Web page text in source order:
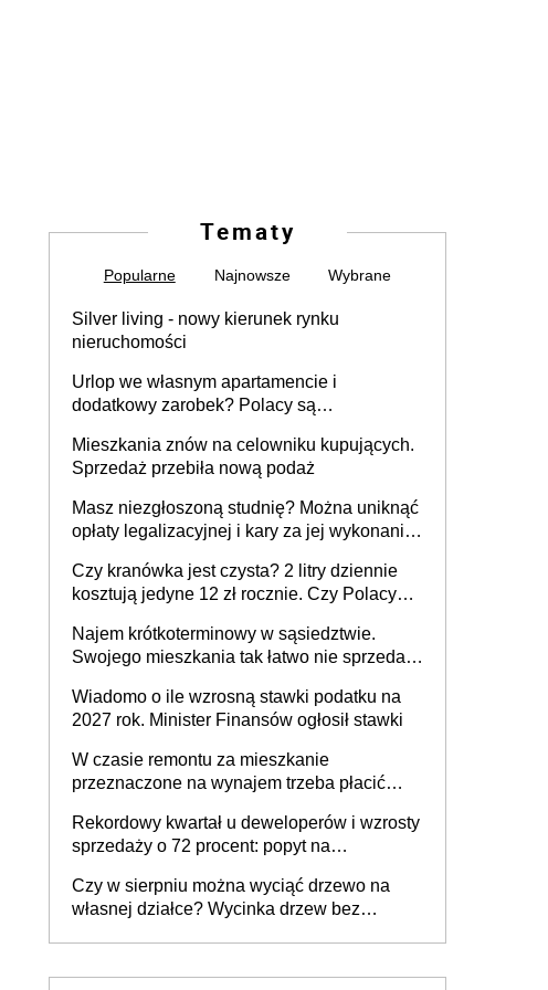
Tematy
Popularne Najnowsze Wybrane
Silver living - nowy kierunek rynku
nieruchomości
Urlop we własnym apartamencie i
dodatkowy zarobek? Polacy są
Mieszkania znów na celowniku kupujących.
Sprzedaż przebiła nową podaż
Masz niezgłoszoną studnię? Można uniknąć
opłaty legalizacyjnej i kary za jej wykonanie,
Czy kranówka jest czysta? 2 litry dziennie
kosztują jedyne 12 zł rocznie. Czy Polacy
Najem krótkoterminowy w sąsiedztwie.
Swojego mieszkania tak łatwo nie sprzedaż
Wiadomo o ile wzrosną stawki podatku na
2027 rok. Minister Finansów ogłosił stawki
W czasie remontu za mieszkanie
przeznaczone na wynajem trzeba płacić
realizuje w nim potrzeb mieszkaniowych
Rekordowy kwartał u deweloperów i wzrosty
sprzedaży o 72 procent: popyt na
Czy w sierpniu można wyciąć drzewo na
własnej działce? Wycinka drzew bez